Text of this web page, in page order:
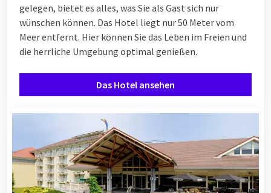
gelegen, bietet es alles, was Sie als Gast sich nur
wünschen können. Das Hotel liegt nur 50 Meter vom
Meer entfernt. Hier können Sie das Leben im Freien und
die herrliche Umgebung optimal genießen.
Das Hotel ansehen